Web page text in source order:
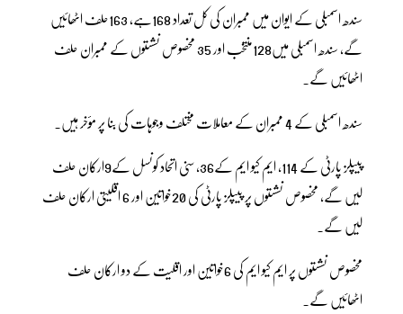
سندھ اسمبلی کے ایوان میں ممبران کی کل تعداد 168ہے، 163حلف اٹھائیں
گے، سندھ اسمبلی میں128منتخب اور 35 مخصوص نشستوں کے ممبران حلف
اٹھائیں گے۔
سندھ اسمبلی کے 4 ممبران کے معاملات مختلف وجوہات کی بنا پر مؤخر ہیں۔
پیپلز پارٹی کے 114، ایم کیو ایم کے36، سنی اتحاد کونسل کے9ارکان حلف
لیں گے، مخصوص نشستوں پر پیپلز پارٹی کی 20خواتین اور 6 اقلیتی ارکان حلف
لیں گے۔
مخصوص نشستوں پر ایم کیو ایم کی 6خواتین اور اقلیت کے دو ارکان حلف
اٹھائیں گے۔